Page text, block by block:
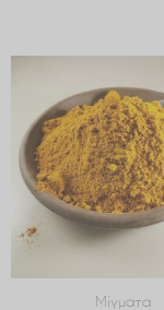
Μίγματα